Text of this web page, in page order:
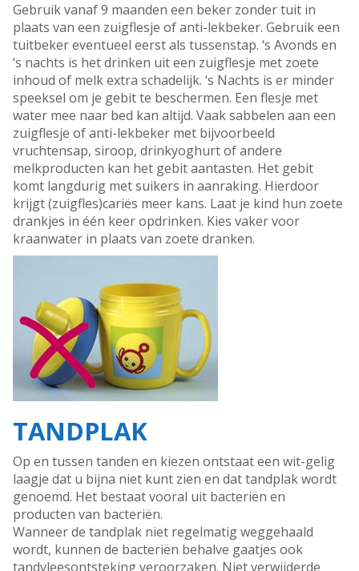
Gebruik vanaf 9 maanden een beker zonder tuit in
plaats van een zuigflesje of anti-lekbeker. Gebruik een
tuitbeker eventueel eerst als tussenstap. ‘s Avonds en
‘s nachts is het drinken uit een zuigflesje met zoete
inhoud of melk extra schadelijk. ‘s Nachts is er minder
speeksel om je gebit te beschermen. Een flesje met
water mee naar bed kan altijd. Vaak sabbelen aan een
zuigflesje of anti-lekbeker met bijvoorbeeld
vruchtensap, siroop, drinkyoghurt of andere
melkproducten kan het gebit aantasten. Het gebit
komt langdurig met suikers in aanraking. Hierdoor
krijgt (zuigfles)cariës meer kans. Laat je kind hun zoete
drankjes in één keer opdrinken. Kies vaker voor
kraanwater in plaats van zoete dranken.
TANDPLAK
Op en tussen tanden en kiezen ontstaat een wit-gelig
laagje dat u bijna niet kunt zien en dat tandplak wordt
genoemd. Het bestaat vooral uit bacteriën en
producten van bacteriën.
Wanneer de tandplak niet regelmatig weggehaald
wordt, kunnen de bacteriën behalve gaatjes ook
tandvleesontsteking veroorzaken. Niet verwijderde